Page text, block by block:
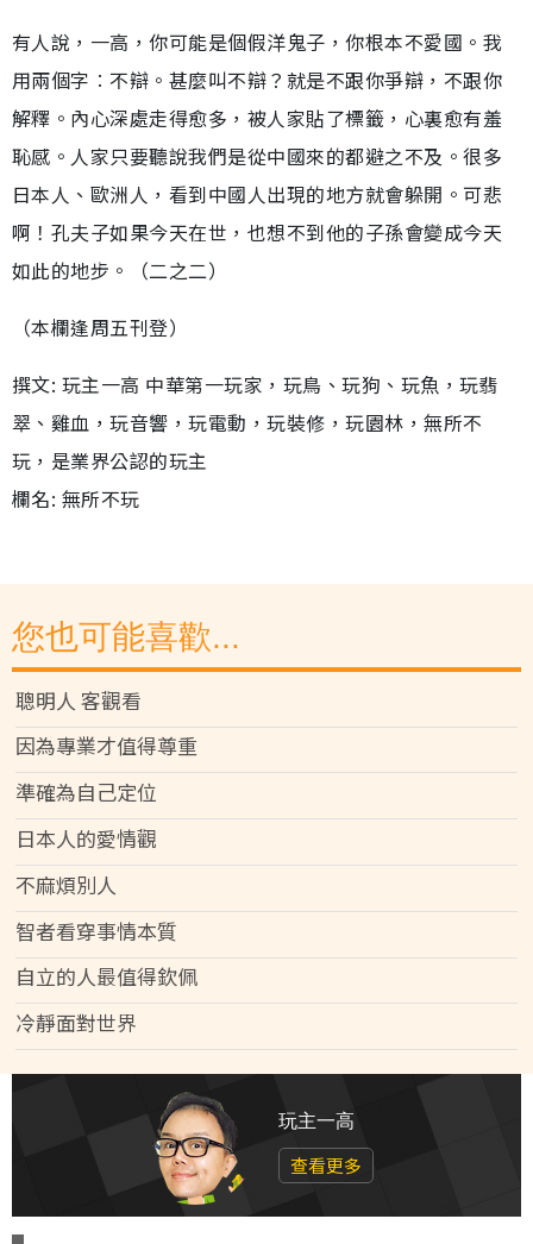
有人說，一高，你可能是個假洋鬼子，你根本不愛國。我
用兩個字︰不辯。甚麼叫不辯？就是不跟你爭辯，不跟你
解釋。內心深處走得愈多，被人家貼了標籤，心裏愈有羞
恥感。人家只要聽說我們是從中國來的都避之不及。很多
日本人、歐洲人，看到中國人出現的地方就會躲開。可悲
啊！孔夫子如果今天在世，也想不到他的子孫會變成今天
如此的地步。（二之二）
（本欄逢周五刊登）
撰文: 玩主一高 中華第一玩家，玩鳥、玩狗、玩魚，玩翡
翠、雞血，玩音響，玩電動，玩裝修，玩園林，無所不
玩，是業界公認的玩主
欄名: 無所不玩
您也可能喜歡...
聰明人 客觀看
因為專業才值得尊重
準確為自己定位
日本人的愛情觀
不麻煩別人
智者看穿事情本質
自立的人最值得欽佩
冷靜面對世界
玩主一高
查看更多